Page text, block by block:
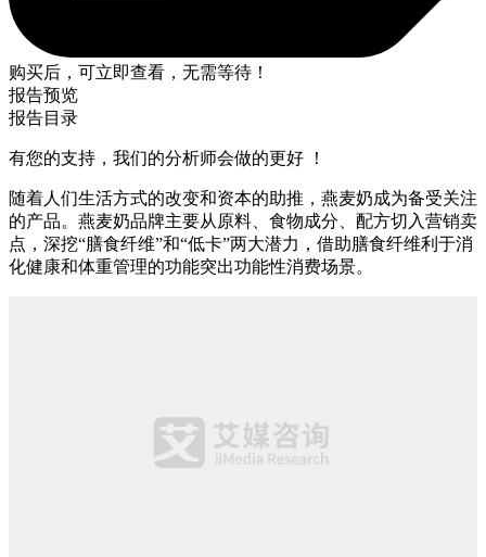
购买后，可立即查看，无需等待！
报告预览
报告目录
有您的支持，我们的分析师会做的更好 ！
随着人们生活方式的改变和资本的助推，燕麦奶成为备受关注
的产品。燕麦奶品牌主要从原料、食物成分、配方切入营销卖
点，深挖“膳食纤维”和“低卡”两大潜力，借助膳食纤维利于消
化健康和体重管理的功能突出功能性消费场景。